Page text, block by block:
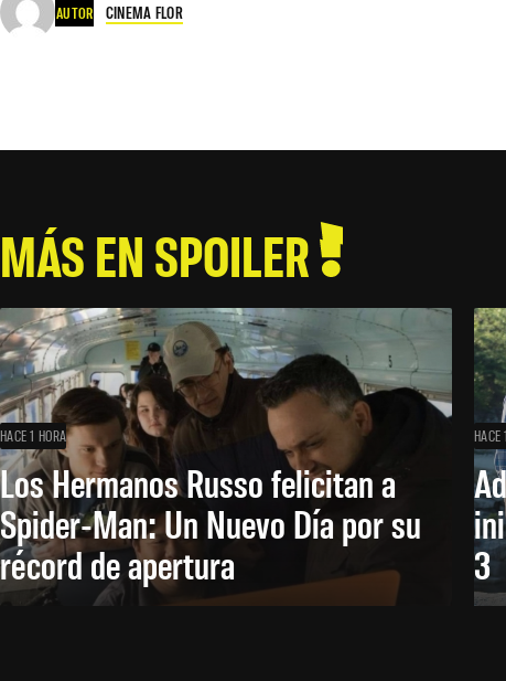
AUTOR CINEMA FLOR
MÁS EN SPOILER
HACE 1 HORA
Los Hermanos Russo felicitan a
Spider-Man: Un Nuevo Día por su
récord de apertura
HACE
3